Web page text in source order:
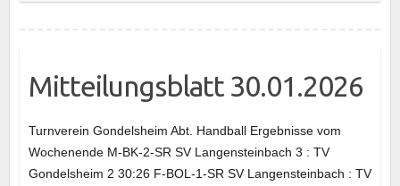
Mitteilungsblatt 30.01.2026
Turnverein Gondelsheim Abt. Handball Ergebnisse vom
Wochenende M-BK-2-SR SV Langensteinbach 3 : TV
Gondelsheim 2 30:26 F-BOL-1-SR SV Langensteinbach : TV